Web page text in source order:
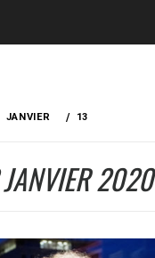
JANVIER 13
2020